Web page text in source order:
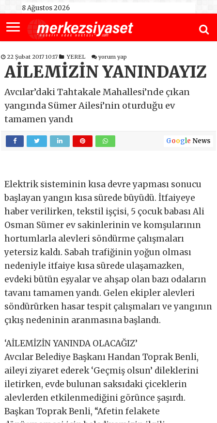
8 Ağustos 2026
22 Şubat 2017 10:17 YEREL yorum yap
AİLEMİZİN YANINDAYIZ
Avcılar’daki Tahtakale Mahallesi’nde çıkan
yangında Sümer Ailesi’nin oturduğu ev
tamamen yandı
Google News
Elektrik sisteminin kısa devre yapması sonucu
başlayan yangın kısa sürede büyüdü. İtfaiyeye
haber verilirken, tekstil işçisi, 5 çocuk babası Ali
Osman Sümer ev sakinlerinin ve komşularının
hortumlarla alevleri söndürme çalışmaları
yetersiz kaldı. Sabah trafiğinin yoğun olması
nedeniyle itfaiye kısa sürede ulaşamazken,
evdeki bütün eşyalar ve ahşap olan bazı odaların
tavanı tamamen yandı. Gelen ekipler alevleri
söndürürken hasar tespit çalışmaları ve yangının
çıkış nedeninin aranmasına başlandı.
‘AİLEMİZİN YANINDA OLACAĞIZ’
Avcılar Belediye Başkanı Handan Toprak Benli,
aileyi ziyaret ederek ‘Geçmiş olsun’ dileklerini
iletirken, evde bulunan saksıdaki çiceklerin
alevlerden etkilenmediğini görünce şaşırdı.
Başkan Toprak Benli, “Afetin felakete